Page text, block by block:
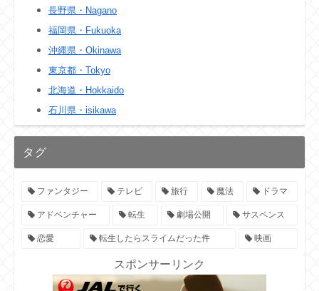
長野県・Nagano
福岡県・Fukuoka
沖縄県・Okinawa
東京都・Tokyo
北海道・Hokkaido
石川県・isikawa
タグ
ファンタジー テレビ 旅行 魔法 ドラマ
アドベンチャー 転生 劇場公開 サスペンス
恋愛 転生したらスライムだった件 映画
スポンサーリンク